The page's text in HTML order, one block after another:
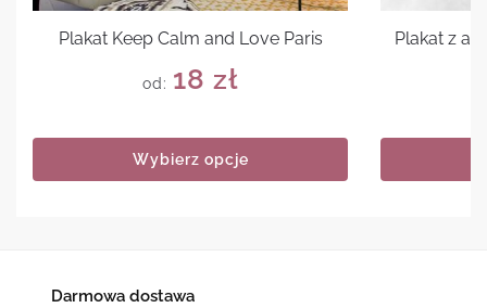
Plakat Keep Calm and Love Paris
od: 18 zł
Wybierz opcje
Plakat z
Darmowa dostawa